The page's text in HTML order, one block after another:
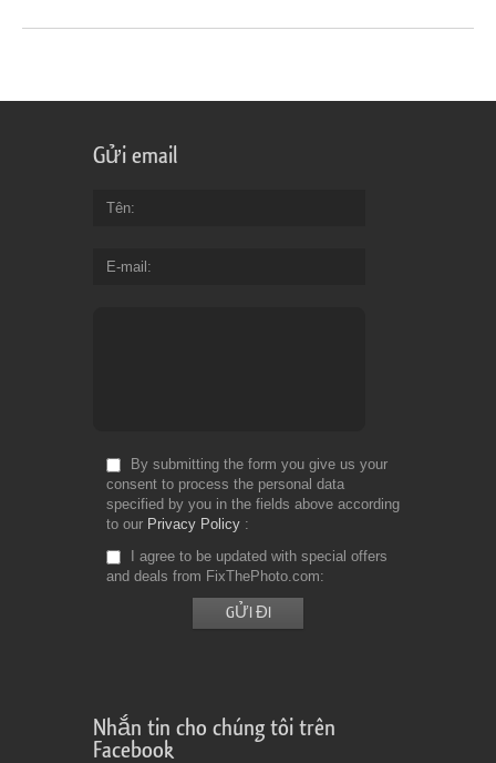
Gửi email
Tên
E-mail
By submitting the form you give us your
consent to process the personal data
specified by you in the fields above according
to our Privacy Policy
I agree to be updated with special offers
and deals from FixThePhoto.com
Nhắn tin cho chúng tôi trên
Facebook